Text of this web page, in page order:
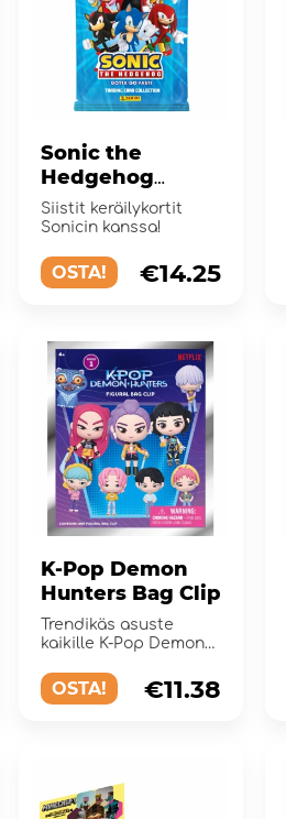
Sonic the
Hedgehog
Trading Cards
Collectors
Siistit keräilykortit
Sonicin kanssa!
OSTA! €14.25
K-Pop Demon
Hunters Bag Clip
Trendikäs asuste
kaikille K-Pop Demon
OSTA! €11.38